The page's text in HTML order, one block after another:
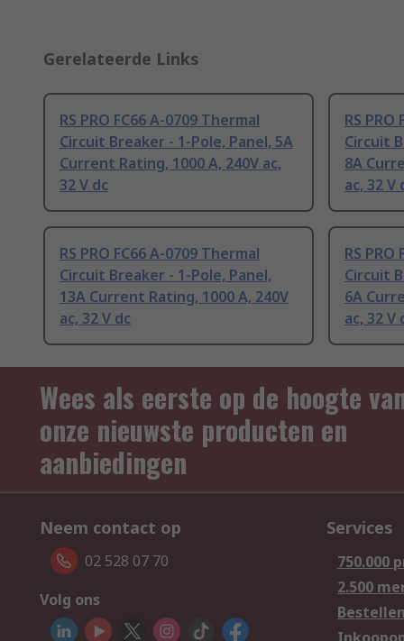
Gerelateerde Links
RS PRO FC66 A-0709 Thermal
Circuit Breaker - 1-Pole, Panel, 5A
Current Rating, 1000 A, 240V ac,
32 V dc
RS
Circuit
8A
ac, 32 V
RS PRO FC66 A-0709 Thermal
Circuit Breaker - 1-Pole, Panel,
13A Current Rating, 1000 A, 240V
ac, 32 V dc
RS
Circuit
6A
ac, 32 V
Wees als eerste op de hoogte
onze nieuwste producten en
aanbiedingen
Neem contact op
02 528 07 70
Volg ons
Services
750.000
2.500
Bestellen